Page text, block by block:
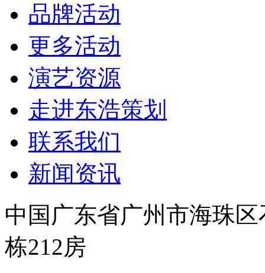
品牌活动
更多活动
演艺资源
走进东浩策划
联系我们
新闻资讯
中国广东省广州市海珠
栋212房